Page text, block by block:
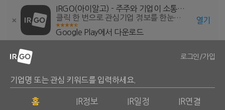
IRGO(아이알고) - 주주와 기업이 소통하는 투자정보 서비스
클릭 한 번으로 관심기업 정보를 한눈에 확인하세요. 주주와 기업이 연결됩니다.
Google Play에서 다운로드
열기
로그인/가입
홈 IR정보 IR일정 IR연결